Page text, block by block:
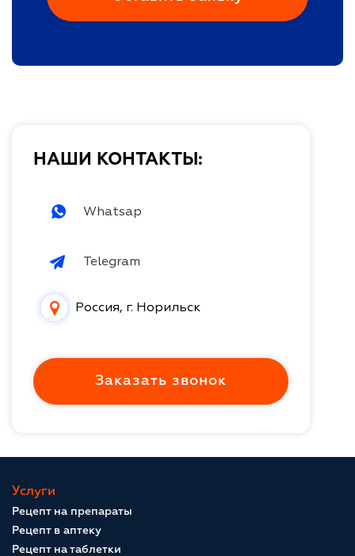
НАШИ КОНТАКТЫ:
Whatsap
Telegram
Россия, г. Норильск
Заказать звонок
Услуги
Рецепт на препараты
Рецепт в аптеку
Рецепт на таблетки